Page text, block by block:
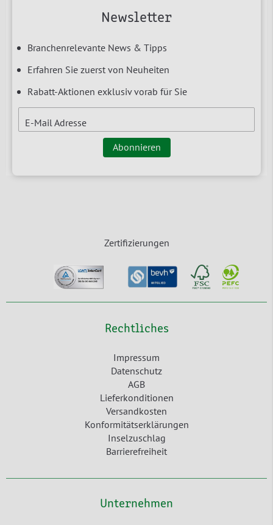
Newsletter
Branchenrelevante News & Tipps
Erfahren Sie zuerst von Neuheiten
Rabatt-Aktionen exklusiv vorab für Sie
E-Mail Adresse
Abonnieren
Zertifizierungen
Rechtliches
Impressum
Datenschutz
AGB
Lieferkonditionen
Versandkosten
Konformitätserklärungen
Inselzuschlag
Barrierefreiheit
Unternehmen